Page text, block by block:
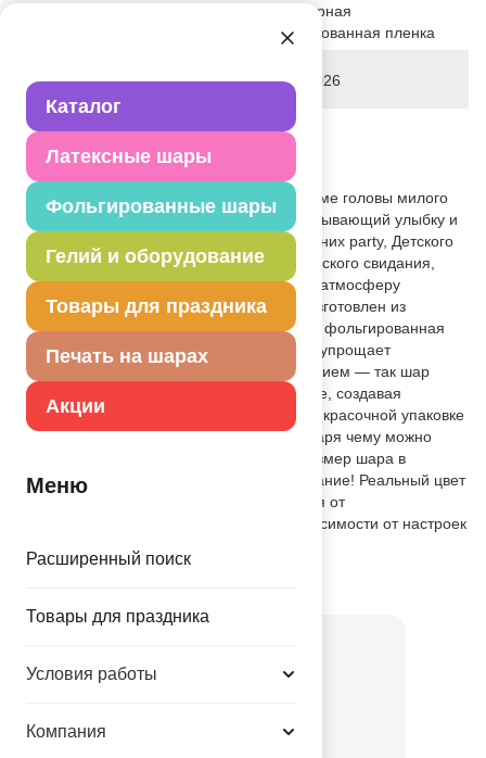
Каталог
Латексные шары
Фольгированные шары
Гелий и оборудование
Товары для праздника
Печать на шарах
Акции
Меню
Расширенный поиск
Товары для праздника
Условия работы
Компания
Полимерная
фольгированная пленка
22-05-2026
Вес 24.000 г
Описание товара
Объемный фольгированный шар в форме головы милого
зайчика - беспроигрышный вариант, вызывающий улыбку и
умиление.Идеально для: Пасхи и весенних party, Детского
Дня Рождения, Бэби шауэра, Романтического свидания,
Нового Года в сказочном стиле. Делает атмосферу
волшебной и нежной за секунду! Шар изготовлен из
качественных материалов (полимерная фольгированная
пленка), имеет встроенный клапан, что упрощает
надувание. Рекомендуется надувать гелием — так шар
будет держать форму и парить в воздухе, создавая
волшебную атмосферу. Поставляется в красочной упаковке
с цветным изображением шара, благодаря чему можно
выставлять товар в ненадутом виде. Размер шара в
ненадутом виде 56(Ш)x76(В) СМ. Внимание! Реальный цвет
товара может незначительно отличаться от
представленного на фотографии в зависимости от настроек